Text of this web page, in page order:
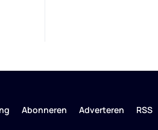
Abonneren Adverteren RSS